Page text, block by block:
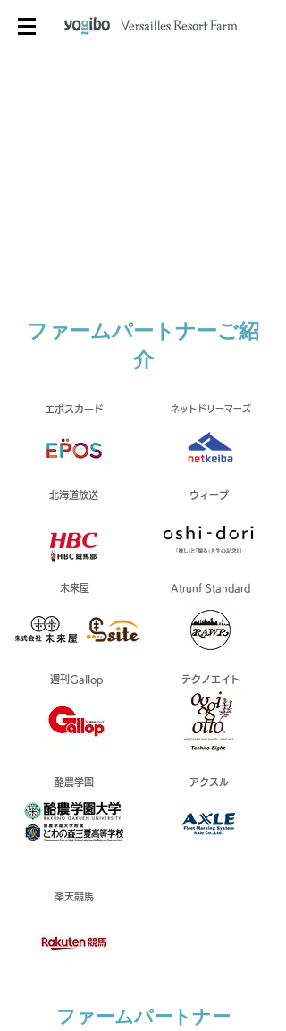
ファームパートナーご紹
介
エポスカード
北海道放送
未来屋
週刊Gallop
酪農学園
​楽天競馬
ネットドリーマーズ
ウィーブ
Atrunf Standard
テクノエイト
アクスル
ファームパートナー